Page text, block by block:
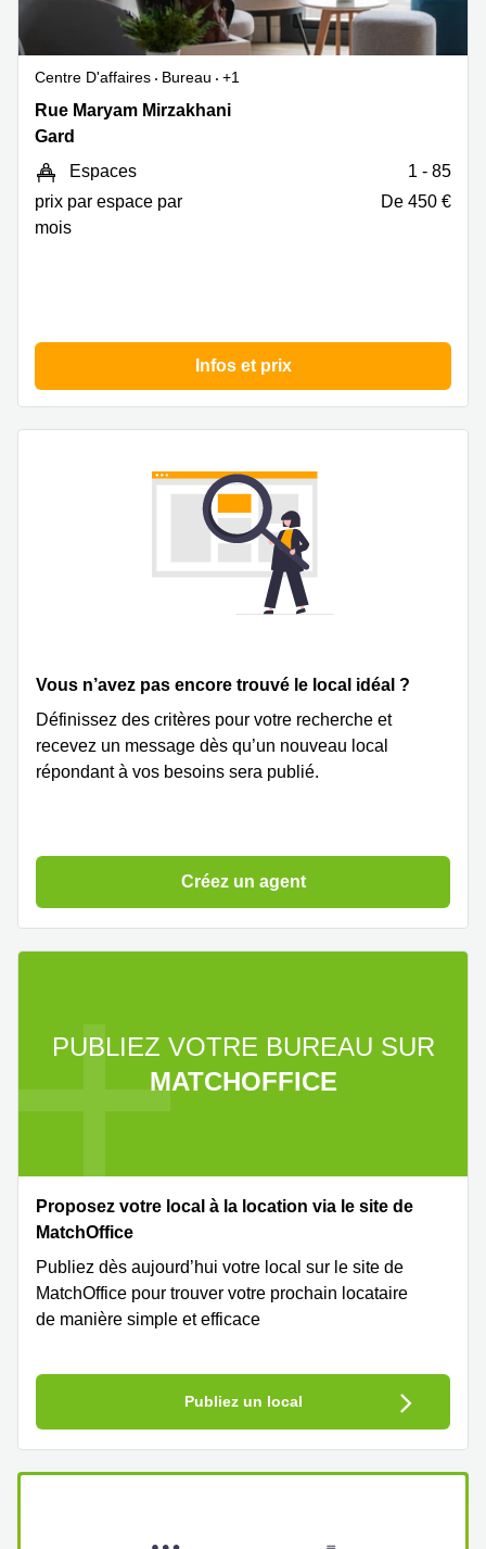
Centre D'affaires Bureau
+1
Rue
Maryam
Gard
Rue Maryam Mirzakhani
Gard
Espaces
1 - 85
prix par espace par
mois
De 450 €
Infos et prix
Vous n’avez pas encore trouvé le local idéal ?
Définissez des critères pour votre recherche et
recevez un message dès qu’un nouveau local
répondant à vos besoins sera publié.
Créez un agent
PUBLIEZ VOTRE BUREAU SUR
MATCHOFFICE
Proposez votre local à la location via le site de
MatchOffice
Publiez dès aujourd’hui votre local sur le site de
MatchOffice pour trouver votre prochain locataire
de manière simple et efficace
Publiez un local